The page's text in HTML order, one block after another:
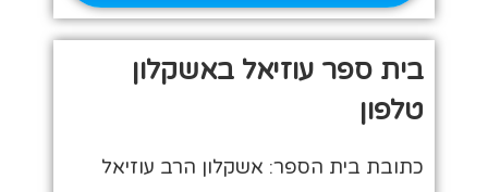
בית ספר עוזיאל באשקלון
טלפון
כתובת בית הספר: אשקלון הרב עוזיאל